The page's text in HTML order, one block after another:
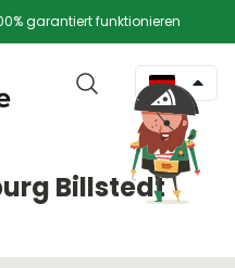
garantiert funktionieren
Billstedt